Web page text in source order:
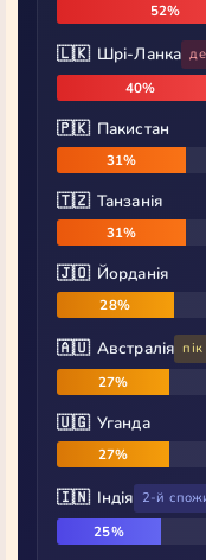
52%
🇱🇰 Шрі-Ланка
40%
🇵🇰 Пакистан
31%
🇹🇿 Танзанія
31%
🇯🇴 Йорданія
28%
🇦🇺 Австралія
27%
🇺🇬 Уганда
27%
🇮🇳 Індія 2-й
25%